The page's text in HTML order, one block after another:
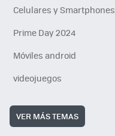
Celulares y Smartphones
Prime Day 2024
Móviles android
videojuegos
VER MÁS TEMAS